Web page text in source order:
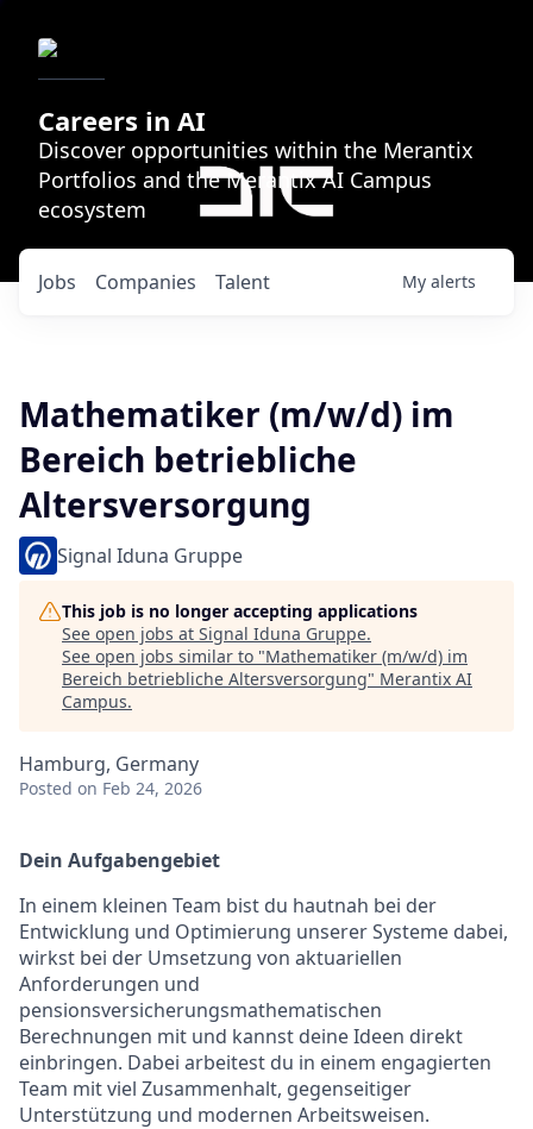
Careers in AI
Discover opportunities within the Merantix
Portfolios and the Merantix AI Campus
ecosystem
Jobs Companies Talent My alerts
Mathematiker (m/w/d) im
Bereich betriebliche
Altersversorgung
Signal Iduna Gruppe
This job is no longer accepting applications
See open jobs at Signal Iduna Gruppe.
See open jobs similar to "Mathematiker (m/w/d) im
Bereich betriebliche Altersversorgung" Merantix AI
Campus.
Hamburg, Germany
Posted on Feb 24, 2026
Dein Aufgabengebiet
In einem kleinen Team bist du hautnah bei der
Entwicklung und Optimierung unserer Systeme dabei,
wirkst bei der Umsetzung von aktuariellen
Anforderungen und
pensionsversicherungsmathematischen
Berechnungen mit und kannst deine Ideen direkt
einbringen. Dabei arbeitest du in einem engagierten
Team mit viel Zusammenhalt, gegenseitiger
Unterstützung und modernen Arbeitsweisen.